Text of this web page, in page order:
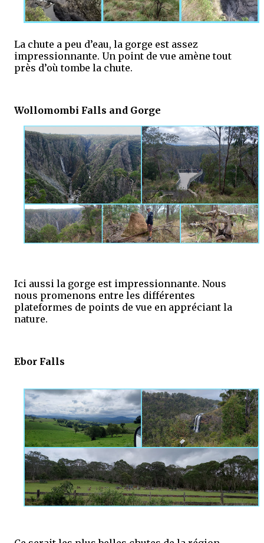
La chute a peu d’eau, la gorge est assez
impressionnante. Un point de vue amène tout
près d’où tombe la chute.
Wollomombi Falls and Gorge
Ici aussi la gorge est impressionnante. Nous
nous promenons entre les différentes
plateformes de points de vue en appréciant la
nature.
Ebor Falls